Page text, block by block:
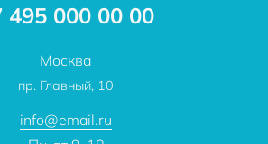
495 000 00 00
Москва
пр. Главный, 10
info@email.ru